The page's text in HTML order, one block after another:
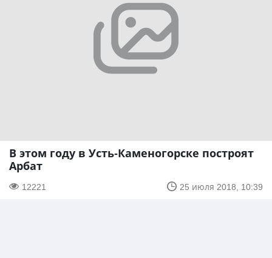
В этом году в Усть-Каменогорске построят
Арбат
12221 25 июля 2018, 10:39